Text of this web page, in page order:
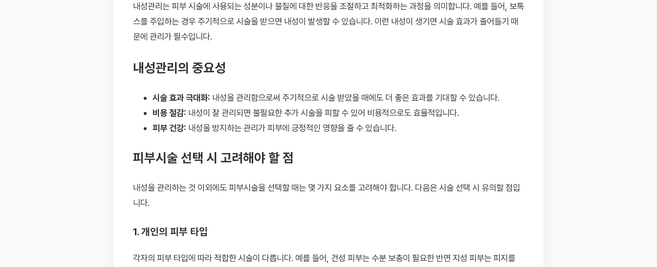
내성관리는 피부 시술에 사용되는 성분이나 물질에 대한 반응을 조절하고 최적화하는 과정을 의미합니다. 예를 들어, 보톡
스를 주입하는 경우 주기적으로 시술을 받으면 내성이 발생할 수 있습니다. 이런 내성이 생기면 시술 효과가 줄어들기 때
문에 관리가 필수입니다.
내성관리의 중요성
시술 효과 극대화: 내성을 관리함으로써 주기적으로 시술 받았을 때에도 더 좋은 효과를 기대할 수 있습니다.
비용 절감: 내성이 잘 관리되면 불필요한 추가 시술을 피할 수 있어 비용적으로도 효율적입니다.
피부 건강: 내성을 방지하는 관리가 피부에 긍정적인 영향을 줄 수 있습니다.
피부시술 선택 시 고려해야 할 점
내성을 관리하는 것 이외에도 피부시술을 선택할 때는 몇 가지 요소를 고려해야 합니다. 다음은 시술 선택 시 유의할 점입
니다.
1. 개인의 피부 타입
각자의 피부 타입에 따라 적합한 시술이 다릅니다. 예를 들어, 건성 피부는 수분 보충이 필요한 반면 지성 피부는 피지를